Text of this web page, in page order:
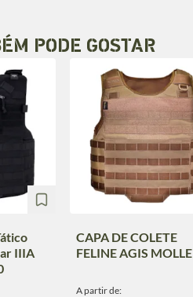
PODE GOSTAR
IIIA
CAPA DE COLETE
FELINE AGIS MOLLE
A partir de: